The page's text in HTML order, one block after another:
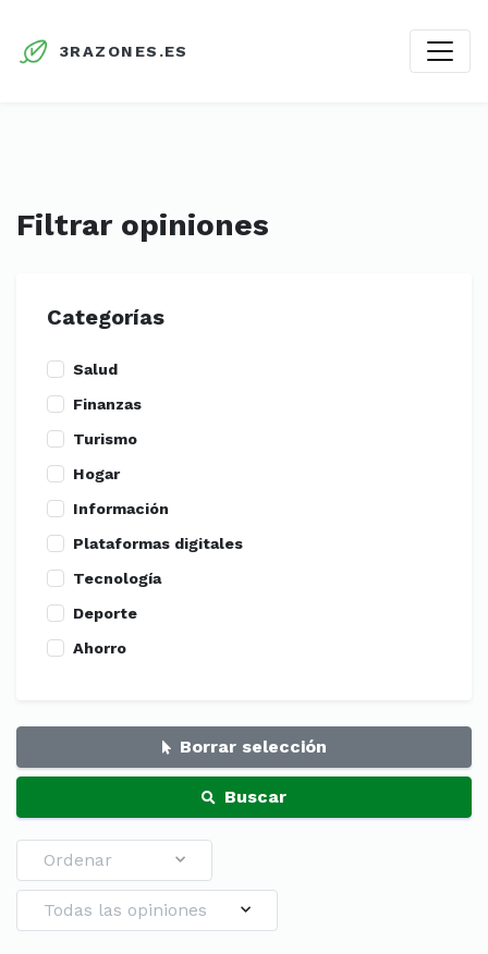
3RAZONES.ES
Filtrar opiniones
Categorías
Salud
Finanzas
Turismo
Hogar
Información
Plataformas digitales
Tecnología
Deporte
Ahorro
Borrar selección
Buscar
Ordenar
Todas las opiniones